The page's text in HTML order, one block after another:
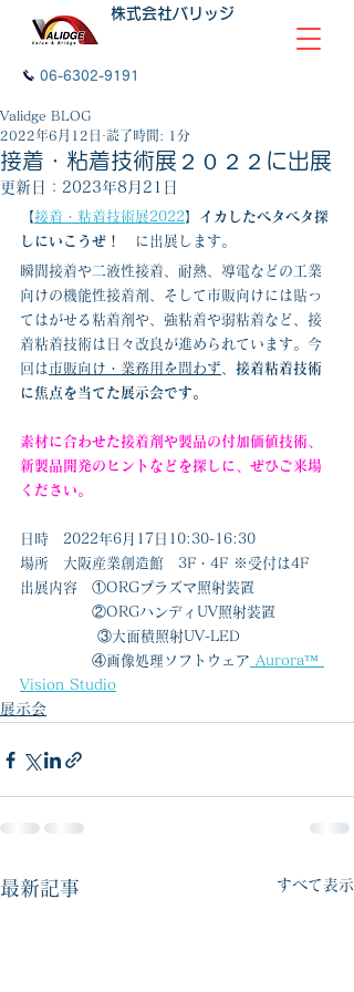
06-6302-9191
株式会社バリッジ
接着・粘着技術展２０２２に出展
Validge BLOG
2022年6月12日
読了時間: 1分
更新日： 2023年8月21日
【接着・粘着技術展2022】 イカしたベタベタ探
しにいこうぜ！
に出展します。
瞬間接着や二液性接着、耐熱、導電などの工業
向けの機能性接着剤、そして市販向けには貼っ
てはがせる粘着剤や、強粘着や弱粘着など、接
着粘着技術は日々改良が進められています。今
回は 市販向け・業務用を問わず
接着粘着技術
に焦点を当てた展示会です。
素材に合わせた接着剤や製品の付加価値技術、
新製品開発のヒントなどを探しに、ぜひご来場
ください。
日時　2022年6月17日10:30-16:30
場所　大阪産業創造館　3F・4F ※受付は4F
出展内容　①ORGプラズマ照射装置
②ORGハンディUV照射装置
              ③大面積照射UV-LED
④画像処理ソフトウェア Aurora™️
Vision Studio
展示会
最新記事 すべて表示